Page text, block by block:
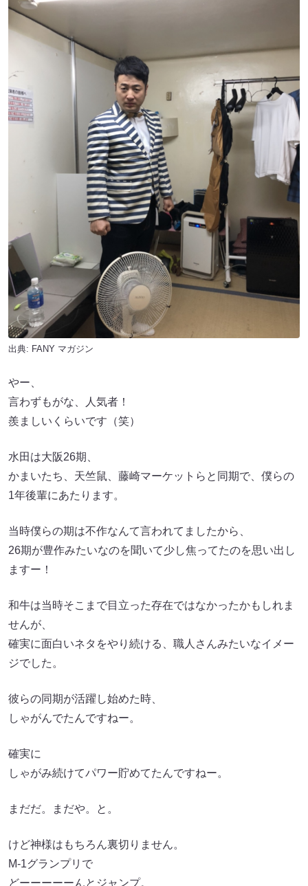
出典: FANY マガジン
やー、
言わずもがな、人気者！
羨ましいくらいです（笑）
水田は大阪26期、
かまいたち、天竺鼠、藤崎マーケットらと同期で、僕らの
1年後輩にあたります。
当時僕らの期は不作なんて言われてましたから、
26期が豊作みたいなのを聞いて少し焦ってたのを思い出し
ますー！
和牛は当時そこまで目立った存在ではなかったかもしれま
せんが、
確実に面白いネタをやり続ける、職人さんみたいなイメー
ジでした。
彼らの同期が活躍し始めた時、
しゃがんでたんですねー。
確実に
しゃがみ続けてパワー貯めてたんですねー。
まだだ。まだや。と。
けど神様はもちろん裏切りません。
M-1グランプリで
どーーーーーんとジャンプ。